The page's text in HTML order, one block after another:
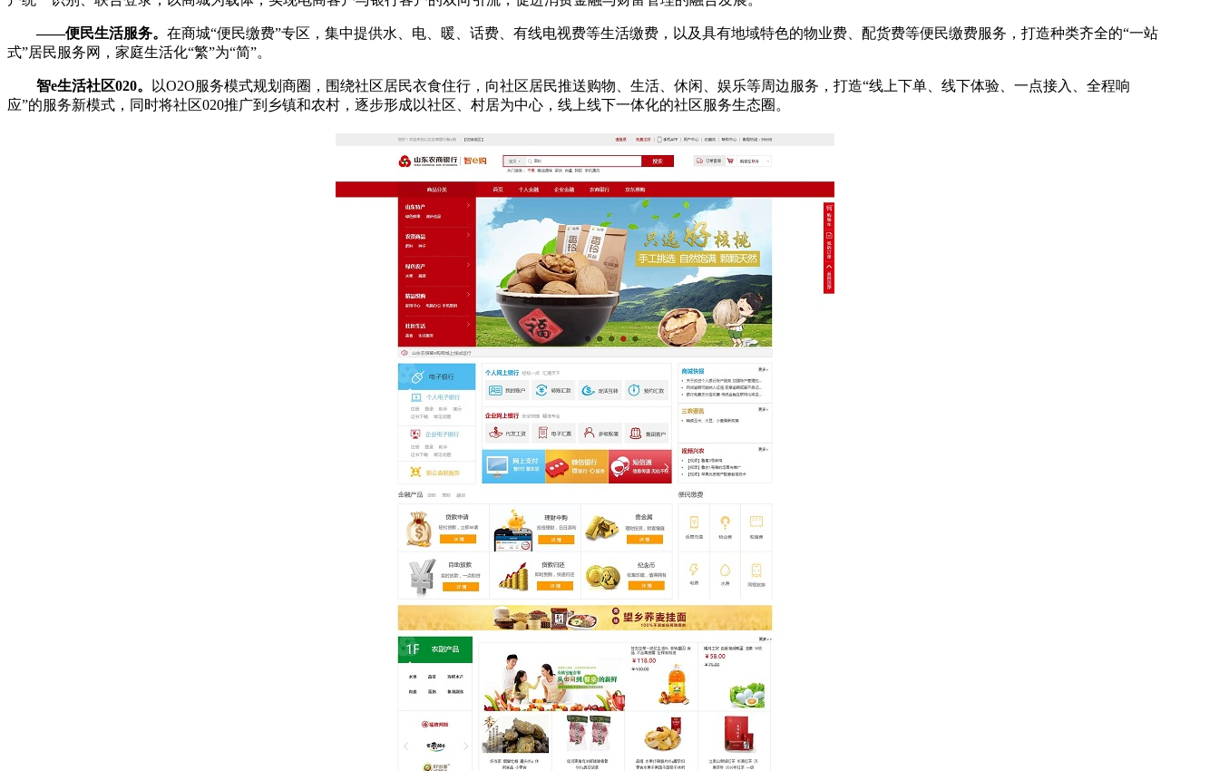
——便民生活服务。 在商城“便民缴费”专区，集中提供水、电、暖、话费、有线电视费等生活缴费，以及具有地域特色的物业费、配货费等便民缴费服务，打造种类齐全的“一站
式”居民服务网，家庭生活化“繁”为“简”。
智e生活社区020。
以O2O服务模式规划商圈，围绕社区居民衣食住行，向社区居民推送购物、生活、休闲、娱乐等周边服务，打造“线上下单、线下体验、一点接入、全程响
应”的服务新模式，同时将社区020推广到乡镇和农村，逐步形成以社区、村居为中心，线上线下一体化的社区服务生态圈。